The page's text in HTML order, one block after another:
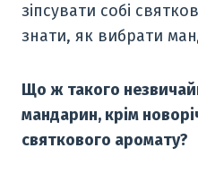
зіпсувати собі
знати, як вибрати
Що ж такого
мандарин, крім
святкового аромату?